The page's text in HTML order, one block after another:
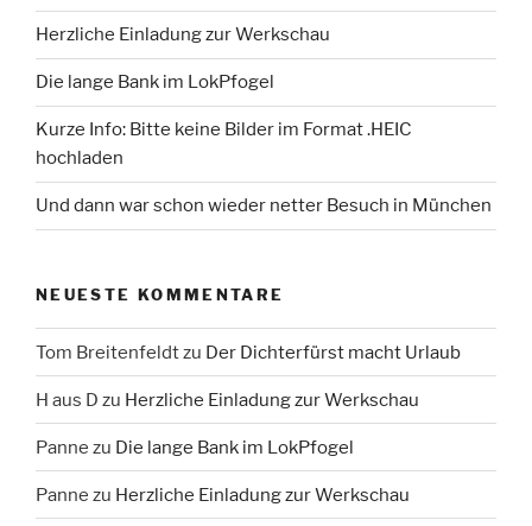
Herzliche Einladung zur Werkschau
Die lange Bank im LokPfogel
Kurze Info: Bitte keine Bilder im Format .HEIC
hochladen
Und dann war schon wieder netter Besuch in München
NEUESTE KOMMENTARE
Tom Breitenfeldtzu Der Dichterfürst macht Urlaub
H aus D zu Herzliche Einladung zur Werkschau
Panne zu Die lange Bank im LokPfogel
Panne zu Herzliche Einladung zur Werkschau